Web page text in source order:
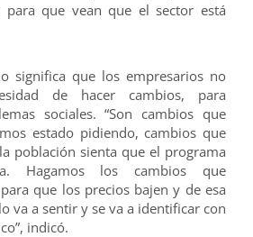
para que vean que el sector está
significa que los empresarios no
de hacer cambios, para
sociales. “Son cambios que
estado pidiendo, cambios que
población sienta que el programa
Hagamos los cambios que
que los precios bajen y de esa
va a sentir y se va a identificar con
indicó.